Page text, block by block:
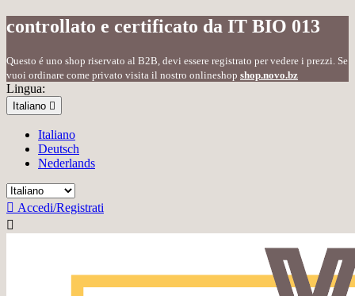
controllato e certificato da IT BIO 013
Questo é uno shop riservato al B2B, devi essere registrato per vedere i prezzi. Se
vuoi ordinare come privato visita il nostro onlineshop shop.novo.bz
Lingua:
Italiano 
Italiano
Deutsch
Nederlands
 Accedi/Registrati
